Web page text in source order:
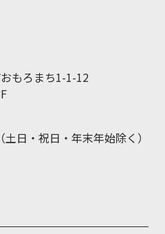
もろまち1-1-12
日・祝日・年末年始除く）